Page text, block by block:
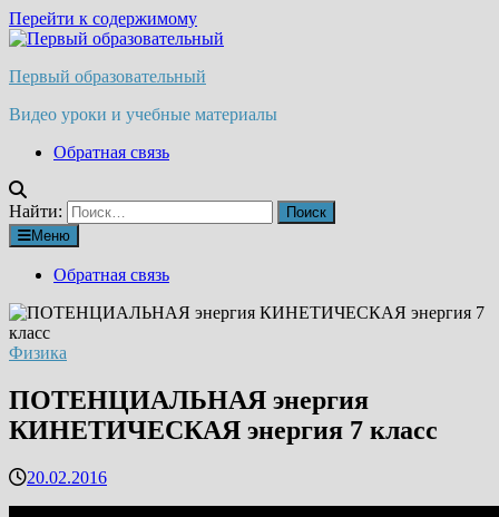
Перейти к содержимому
Первый образовательный
Видео уроки и учебные материалы
Обратная связь
Найти:
Меню
Обратная связь
Физика
ПОТЕНЦИАЛЬНАЯ энергия
КИНЕТИЧЕСКАЯ энергия 7 класс
20.02.2016